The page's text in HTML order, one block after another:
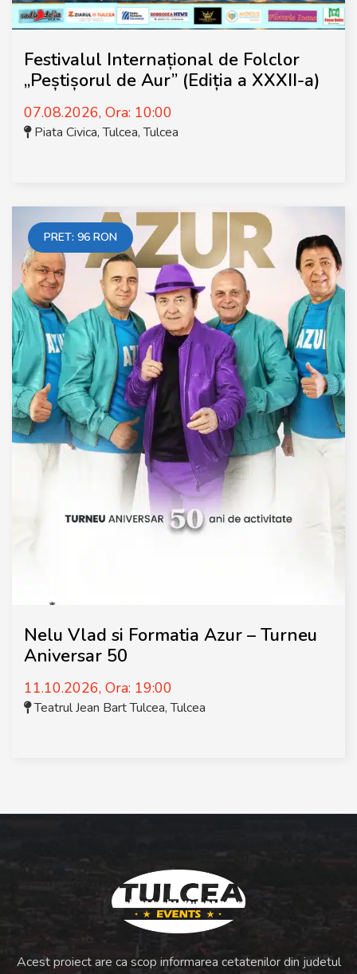
Festivalul Internațional de Folclor
„Peștișorul de Aur” (Ediția a XXXII-a)
07.08.2026, Ora: 10:00
Piata Civica, Tulcea,Tulcea
PRET: 96 RON
Nelu Vlad si Formatia Azur – Turneu
Aniversar 50
11.10.2026, Ora: 19:00
Teatrul Jean Bart Tulcea,Tulcea
Acest proiect are ca scop informarea cetatenilor din judetul